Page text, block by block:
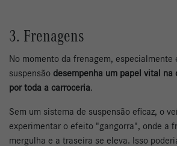
3. Frenagens
No momento da frenagem, especialmente
suspensão desempenha um papel vital na
por toda a carroceria.
Sem um sistema de suspensão eficaz, o
experimentar o efeito "gangorra", onde a
mergulha e a traseira se eleva. Isso